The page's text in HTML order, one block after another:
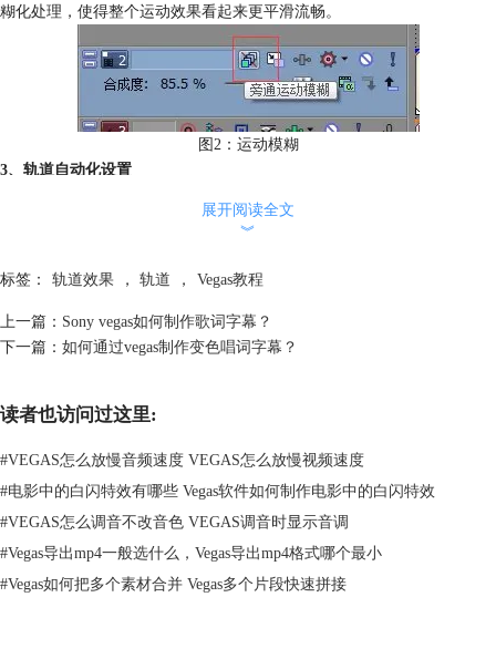
糊化处理，使得整个运动效果看起来更平滑流畅。
图2：运动模糊
3、轨道自动化设置
钮，弹出4 个选项，默认是“自动写入（触发）”，一般保持不变。
里面各项设置的含义如下：
以便手动添加或调整关键帧。
（2）自动读取。在播放和缩混期间应用轨道包络，但是不记录对它们所
进行的任何更改。可以预览此类更改，但是关键帧将返回记录的设置。
（3）自动写入（触发）。当播放开始时，使用已经“触动”的当前设置覆
展开阅读全文
︾
标签： 轨道效果 ， 轨道 ， Vegas教程
上一篇： Sony vegas如何制作歌词字幕？
下一篇： 如何通过vegas制作变色唱词字幕？
读者也访问过这里:
#VEGAS怎么放慢音频速度 VEGAS怎么放慢视频速度
#电影中的白闪特效有哪些 Vegas软件如何制作电影中的白闪特效
#VEGAS怎么调音不改音色 VEGAS调音时显示音调
#Vegas导出mp4一般选什么，Vegas导出mp4格式哪个最小
#Vegas如何把多个素材合并 Vegas多个片段快速拼接